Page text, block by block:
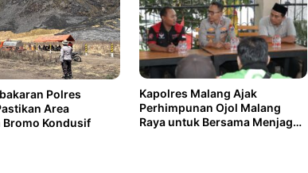
Polres
Area
Bromo Kondusif
Kapolres Malang Ajak
Perhimpunan Ojol Malang
Raya untuk Bersama Menjaga